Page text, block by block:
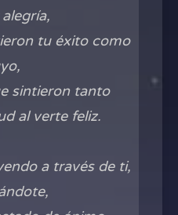
tu éxito como
sintieron tanto
al verte feliz.
a través de ti,